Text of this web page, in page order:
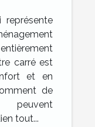
représente
entièrement
carré est
et en
de
peuvent
tout...